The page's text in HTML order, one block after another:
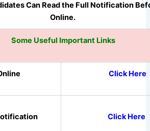
Can Read the Full Notification
Online.
Some Useful Important Links
Click Here
Click Here